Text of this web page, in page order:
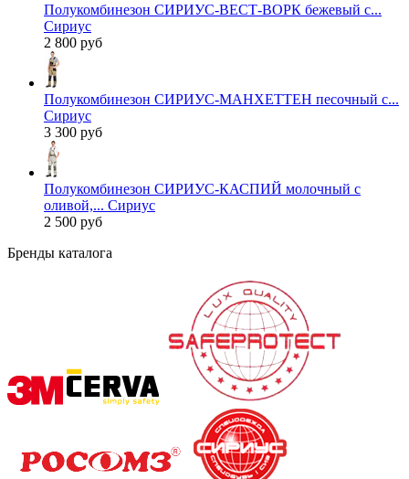
Полукомбинезон СИРИУС-ВЕСТ-ВОРК бежевый с...
Сириус
2 800 руб
Полукомбинезон СИРИУС-МАНХЕТТЕН песочный с...
Сириус
3 300 руб
Полукомбинезон СИРИУС-КАСПИЙ молочный с
оливой,... Сириус
2 500 руб
Бренды каталога